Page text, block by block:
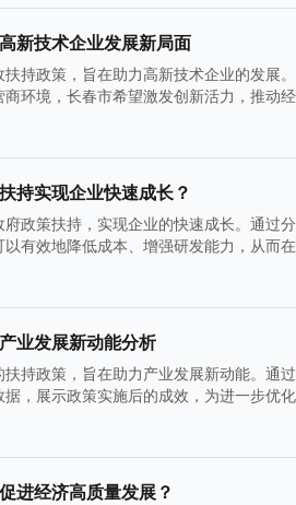
新技术企业发展新局面
持政策，旨在助力高新技术企业的发展
环境，长春市希望激发创新活力，推动
持实现企业快速成长？
政策扶持，实现企业的快速成长。通过
有效地降低成本、增强研发能力，从而
业发展新动能分析
持政策，旨在助力产业发展新动能。通
，展示政策实施后的成效，为进一步优
进经济高质量发展？